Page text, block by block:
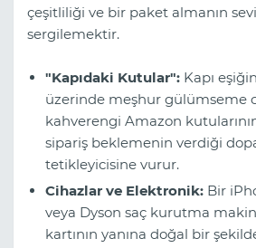
çeşitliliği ve bir paket almanın
sergilemektir.
"Kapıdaki Kutular": Kapı
üzerinde meşhur gülümseme
kahverengi Amazon
sipariş beklemenin verdiği
tetikleyicisine vurur.
Cihazlar ve Elektronik: Bir
veya Dyson saç kurutma
kartının yanına doğal bir